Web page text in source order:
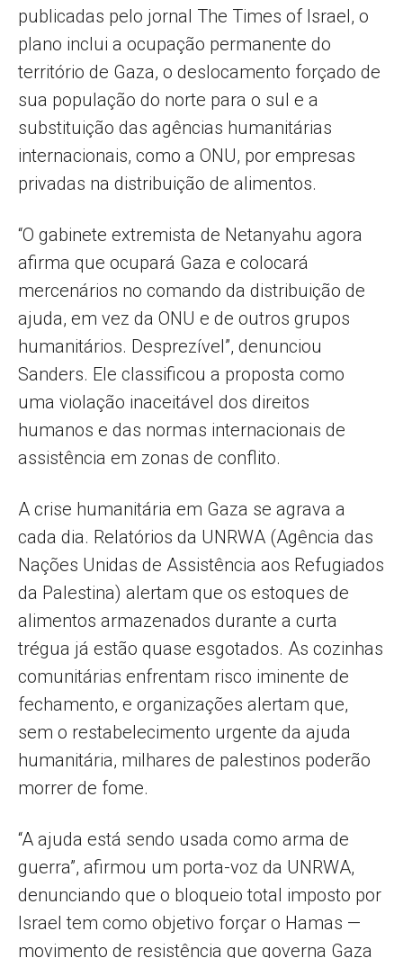
publicadas pelo jornal The Times of Israel, o
plano inclui a ocupação permanente do
território de Gaza, o deslocamento forçado de
sua população do norte para o sul e a
substituição das agências humanitárias
internacionais, como a ONU, por empresas
privadas na distribuição de alimentos.
“O gabinete extremista de Netanyahu agora
afirma que ocupará Gaza e colocará
mercenários no comando da distribuição de
ajuda, em vez da ONU e de outros grupos
humanitários. Desprezível”, denunciou
Sanders. Ele classificou a proposta como
uma violação inaceitável dos direitos
humanos e das normas internacionais de
assistência em zonas de conflito.
A crise humanitária em Gaza se agrava a
cada dia. Relatórios da UNRWA (Agência das
Nações Unidas de Assistência aos Refugiados
da Palestina) alertam que os estoques de
alimentos armazenados durante a curta
trégua já estão quase esgotados. As cozinhas
comunitárias enfrentam risco iminente de
fechamento, e organizações alertam que,
sem o restabelecimento urgente da ajuda
humanitária, milhares de palestinos poderão
morrer de fome.
“A ajuda está sendo usada como arma de
guerra”, afirmou um porta-voz da UNRWA,
denunciando que o bloqueio total imposto por
Israel tem como objetivo forçar o Hamas —
movimento de resistência que governa Gaza